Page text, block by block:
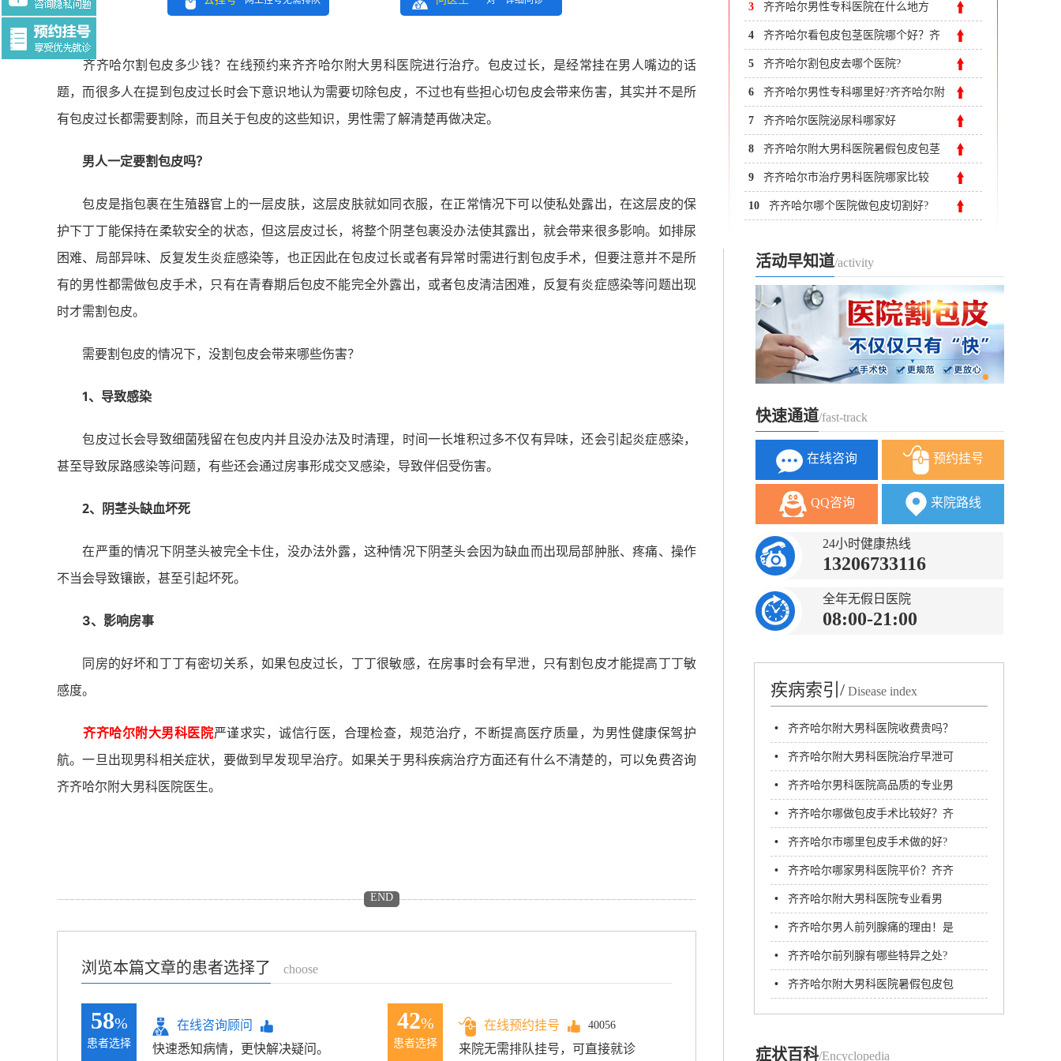
Tag:$tag
齐齐哈尔割包皮多少钱？在线预约来齐齐哈尔附大男科医院进行治疗。包皮过长，是经常挂在男人嘴边的话
题，而很多人在提到包皮过长时会下意识地认为需要切除包皮，不过也有些担心切包皮会带来伤害，其实并不是所
有包皮过长都需要割除，而且关于包皮的这些知识，男性需了解清楚再做决定。
男人一定要割包皮吗？
包皮是指包裹在生殖器官上的一层皮肤，这层皮肤就如同衣服，在正常情况下可以使私处露出，在这层皮的保
护下丁丁能保持在柔软安全的状态，但这层皮过长，将整个阴茎包裹没办法使其露出，就会带来很多影响。如排尿
困难、局部异味、反复发生炎症感染等，也正因此在包皮过长或者有异常时需进行割包皮手术，但要注意并不是所
有的男性都需做包皮手术，只有在青春期后包皮不能完全外露出，或者包皮清洁困难，反复有炎症感染等问题出现
时才需割包皮。
需要割包皮的情况下，没割包皮会带来哪些伤害？
1、导致感染
包皮过长会导致细菌残留在包皮内并且没办法及时清理，时间一长堆积过多不仅有异味，还会引起炎症感染，
甚至导致尿路感染等问题，有些还会通过房事形成交叉感染，导致伴侣受伤害。
2、阴茎头缺血坏死
在严重的情况下阴茎头被完全卡住，没办法外露，这种情况下阴茎头会因为缺血而出现局部肿胀、疼痛、操作
不当会导致镶嵌，甚至引起坏死。
3、影响房事
同房的好坏和丁丁有密切关系，如果包皮过长，丁丁很敏感，在房事时会有早泄，只有割包皮才能提高丁丁敏
感度。
齐齐哈尔附大男科医院严谨求实，诚信行医，合理检查，规范治疗，不断提高医疗质量，为男性健康保驾护
航。一旦出现男科相关症状，要做到早发现早治疗。如果关于男科疾病治疗方面还有什么不清楚的，可以免费咨询
齐齐哈尔附大男科医院医生。
END
浏览本篇文章的患者选择了 choose
58%
患者选择
在线咨询顾问
快速悉知病情，更快解决疑问。
42%
患者选择
在线预约挂号 40056
来院无需排队挂号，可直接就诊
齐齐哈尔附大男科医院
3 齐齐哈尔男性专科医院在什么地方
4 齐齐哈尔看包皮包茎医院哪个好？齐
齐哈尔附大男科医院
5 齐齐哈尔割包皮去哪个医院?
6 齐齐哈尔男性专科哪里好?齐齐哈尔附
大男科医院
7 齐齐哈尔医院泌尿科哪家好
8 齐齐哈尔附大男科医院暑假包皮包茎
定点医院 儿童青少年减免300元
9 齐齐哈尔市治疗男科医院哪家比较
好？齐市附大医院男科
10 齐齐哈尔哪个医院做包皮切割好?
活动早知道/activity
快速通道/fast-track
在线咨询 预约挂号
QQ咨询 来院路线
24小时健康热线
13206733116
全年无假日医院
08:00-21:00
疾病索引/ Disease index
• 齐齐哈尔附大男科医院收费贵吗？
• 齐齐哈尔附大男科医院治疗早泄可
靠吗？
• 齐齐哈尔男科医院高品质的专业男
科医院
• 齐齐哈尔哪做包皮手术比较好？齐
齐哈尔附大男科医院
• 齐齐哈尔市哪里包皮手术做的好?
包皮环切术后的注意事项
• 齐齐哈尔哪家男科医院平价？齐齐
哈尔男科医院哪家好啊?
• 齐齐哈尔附大男科医院专业看男
科!
• 齐齐哈尔男人前列腺痛的理由！是
什么惹火男人前列腺？
• 齐齐哈尔前列腺有哪些特异之处?
• 齐齐哈尔附大男科医院暑假包皮包
茎手术专项援助通知
症状百科/Encyclopedia